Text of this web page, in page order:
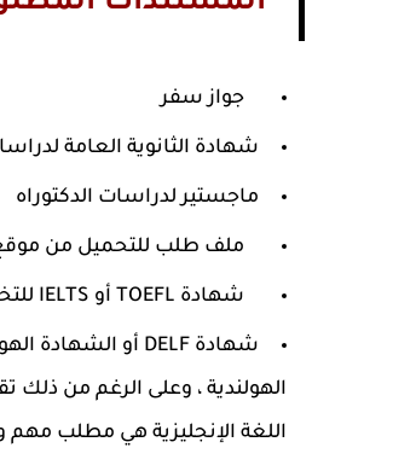
جواز سفر
شهادة الثانوية العامة
ماجستير لدراسات الدكتوراه
ملف طلب للتحميل من
شهادة TOEFL أو IELTS للتخصصات التي تدرس باللغة الإنجليزية
الهولندية ، وعلى الرغم من ذلك
اللغة الإنجليزية هي مطلب